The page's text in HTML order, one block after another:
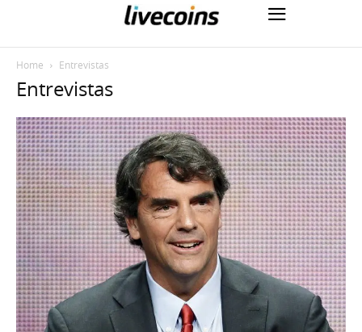
Home Entrevistas
Entrevistas